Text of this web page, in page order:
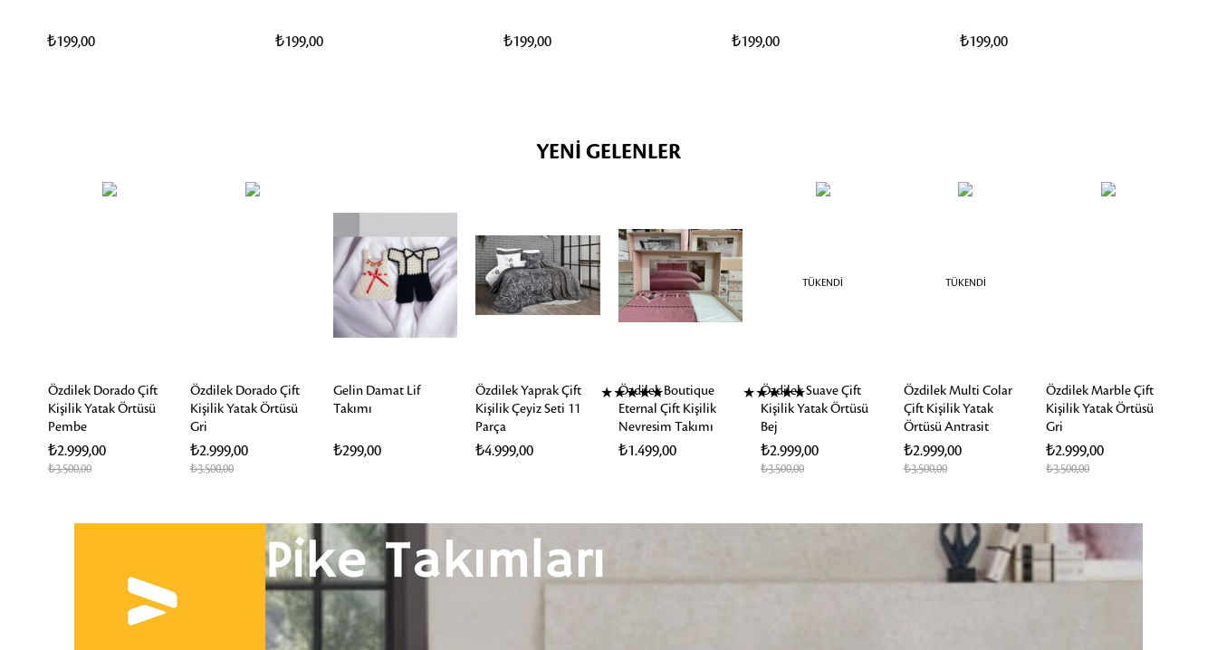
₺199,00 ₺199,00 ₺199,00 ₺199,00 ₺199,00
YENI GELENLER
Özdilek Dorado Çift
Kişilik Yatak Örtüsü
Pembe
₺2.999,00
₺3.500,00
Özdilek Dorado Çift
Kişilik Yatak Örtüsü
Gri
₺2.999,00
₺3.500,00
Gelin Damat Lif
Takımı
₺299,00
Özdilek Yaprak Çift
Kişilik Çeyiz Seti 11
Parça
★★★★★
₺4.999,00
Özdilek Boutique
Eternal Çift Kişilik
Nevresim Takımı
★★★★★
₺1.499,00
TÜKENDI
Özdilek Suave Çift
Kişilik Yatak Örtüsü
Bej
₺2.999,00
₺3.500,00
TÜKENDI
Özdilek Multi Colar
Çift Kişilik Yatak
Örtüsü Antrasit
₺2.999,00
₺3.500,00
Özdilek Marble Çift
Kişilik Yatak Örtüsü
Gri
₺2.999,00
₺3.500,00